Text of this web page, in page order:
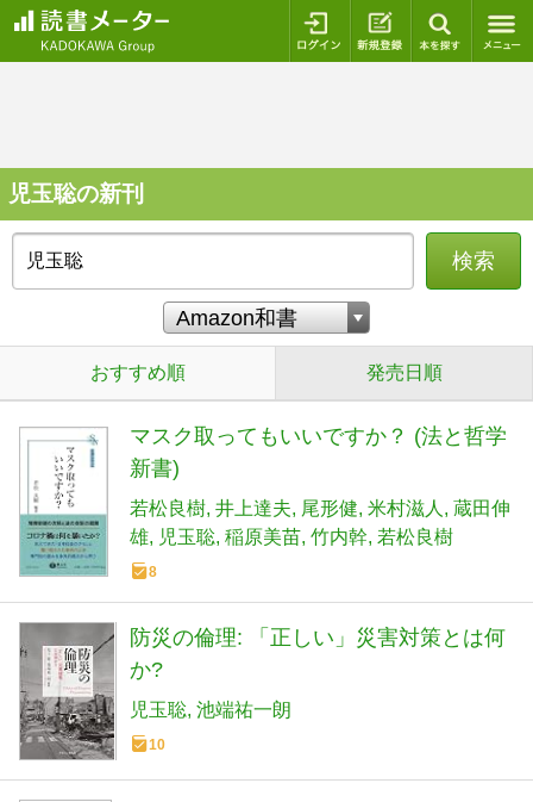
ログイン 新規登録
児玉聡の新刊
検索
おすすめ順 発売日順
マスク取ってもいいですか？ (法と哲学
新書)
若松良樹 井上達夫 尾形健 米村滋人
蔵田伸
雄
児玉聡 稲原美苗 竹内幹 若松良樹
8
防災の倫理: 「正しい」災害対策とは何
か?
児玉聡 池端祐一朗
10